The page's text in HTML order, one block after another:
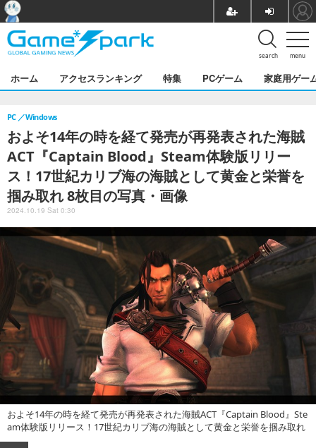
menu
search
ホーム アクセスランキング 特集 PCゲーム 家庭用ゲー
およそ14年の時を経て発売が再発表された海賊
ACT『Captain Blood』Steam体験版リリー
ス！17世紀カリブ海の海賊として黄金と栄誉を
掴み取れ 8枚目の写真・画像
PC Windows
2024.10.19 Sat 0:30
およそ14年の時を経て発売が再発表された海賊ACT『Captain Blood』Ste
am体験版リリース！17世紀カリブ海の海賊として黄金と栄誉を掴み取れ